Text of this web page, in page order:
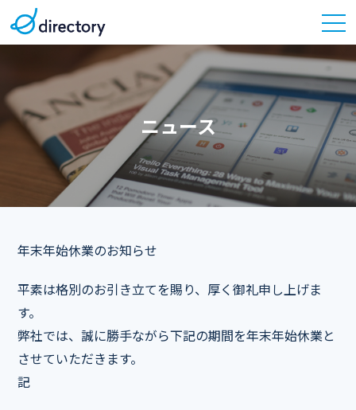
ニュース
年末年始休業のお知らせ
平素は格別のお引き立てを賜り、厚く御礼申し上げま
す。
弊社では、誠に勝手ながら下記の期間を年末年始休業と
させていただきます。
記